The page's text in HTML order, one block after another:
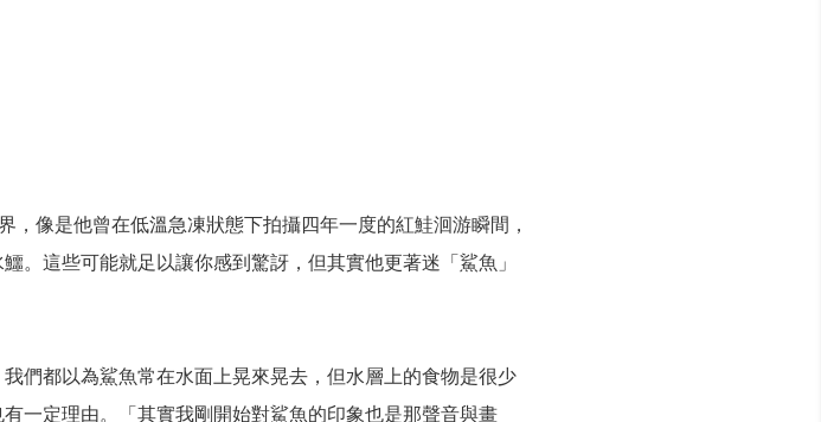
像是他曾在低溫急凍狀態下拍攝四年一度的紅鮭洄游瞬間，
。這些可能就足以讓你感到驚訝，但其實他更著迷「鯊魚」
們都以為鯊魚常在水面上晃來晃去，但水層上的食物是很少
一定理由。「其實我剛開始對鯊魚的印象也是那聲音與畫